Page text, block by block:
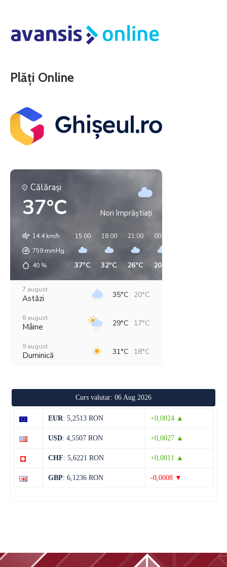
Plăți Online
Călăraşi
37°C Nori împrăștiați
14.4 km/h
759 mmHg
40 %
15:00
37°C
18:00
32°C
21:00
26°C
00:00
20°C
7 august
Astăzi 35°C 20°C
8 august
Mâine 29°C 17°C
9 august
Duminică 31°C 18°C
37°C 18°C
Miercuri
13 august
Curs valutar: 06 Aug 2026
EUR: 5,2513 RON +0,0024 ▲
USD: 4,5507 RON +0,0027 ▲
CHF: 5,6221 RON +0,0011 ▲
GBP: 6,1236 RON -0,0008 ▼